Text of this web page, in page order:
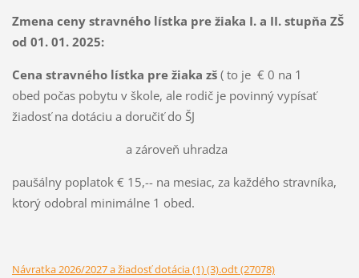
Zmena ceny stravného lístka pre žiaka I. a II. stupňa ZŠ
od 01. 01. 2025:
Cena stravného lístka pre žiaka zš ( to je € 0 na 1
obed počas pobytu v škole, ale rodič je povinný vypísať
žiadosť na dotáciu a doručiť do ŠJ
a zároveň uhradza
paušálny poplatok € 15,-- na mesiac, za každého stravníka,
ktorý odobral minimálne 1 obed.
Návratka 2026/2027 a žiadosť dotácia (1) (3).odt (27078)